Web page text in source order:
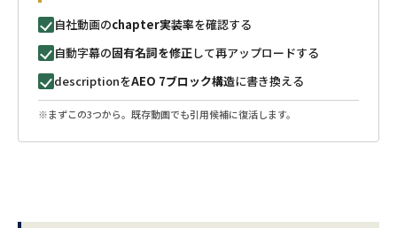
自社動画のchapter実装率を確認する
自動字幕の固有名詞を修正して再アップロードする
descriptionをAEO 7ブロック構造に書き換える
※まずこの3つから。既存動画でも引用候補に復活します。